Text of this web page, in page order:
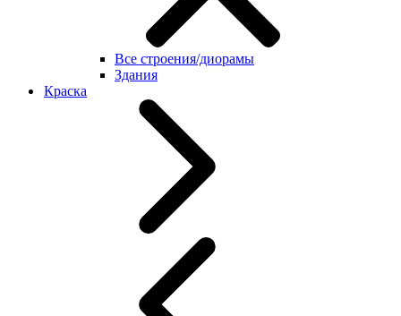
Все строения/диорамы
Здания
Краска